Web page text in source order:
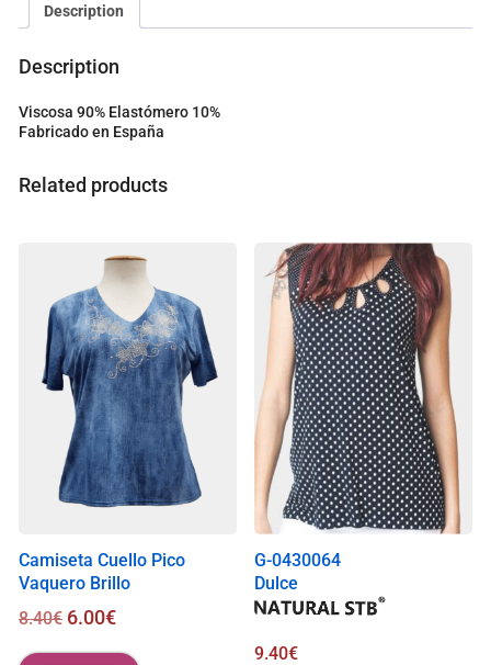
o
t
o
a
Description
Description
Viscosa 90% Elastómero 10%
Fabricado en España
Related products
Camiseta Cuello Pico
Vaquero Brillo
8.40€ 6.00€
G-0430064
Dulce
9.40€